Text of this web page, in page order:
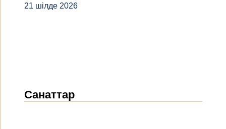
21 шілде 2026
Санаттар